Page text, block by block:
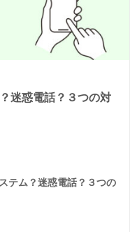
迷惑電話？３つの対
テム？迷惑電話？３つの